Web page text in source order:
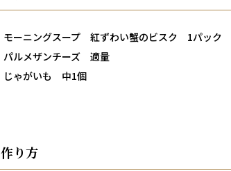
モーニングスープ 紅ずわい蟹のビスク 1パック
パルメザンチーズ 適量
じゃがいも 中1個
作り方